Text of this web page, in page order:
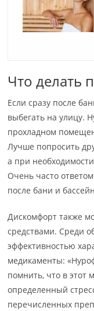
Что делать
Если сразу после
выбегать на улицу.
прохладном
Лучше попросить
а при
Очень часто
после бани и
Дискомфорт также
средствами. Среди
эффективностью
медикаменты:
помнить, что в этот
определенный
перечисленных